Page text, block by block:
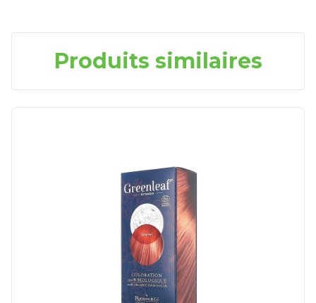
Produits similaires